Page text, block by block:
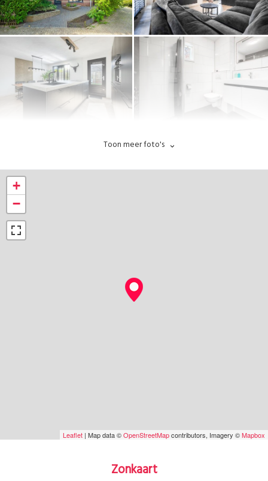
Toon meer foto's
+
−
Leaflet | Map data ©OpenStreetMapcontributors, Imagery ©Mapbox
Zonkaart